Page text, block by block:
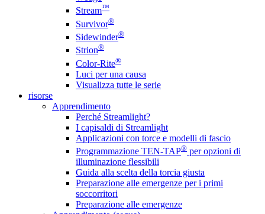
Stream™
Survivor®
Sidewinder®
Strion®
Color-Rite®
Luci per una causa
Visualizza tutte le serie
risorse
Apprendimento
Perché Streamlight?
I capisaldi di Streamlight
Applicazioni con torce e modelli di fascio
Programmazione TEN-TAP® per opzioni di
illuminazione flessibili
Guida alla scelta della torcia giusta
Preparazione alle emergenze per i primi
soccorritori
Preparazione alle emergenze